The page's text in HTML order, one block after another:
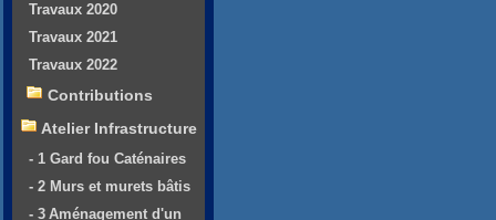
Travaux 2020
Travaux 2021
Travaux 2022
Contributions
Atelier Infrastructure
- 1 Gard fou Caténaires
- 2 Murs et murets bâtis
- 3 Aménagement d'un